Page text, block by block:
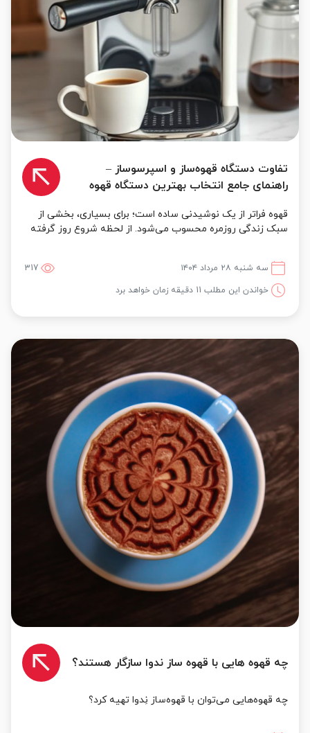
تفاوت دستگاه قهوه‌ساز و اسپرسوساز –
راهنمای جامع انتخاب بهترین دستگاه قهوه
قهوه فراتر از یک نوشیدنی ساده است؛ برای بسیاری، بخشی از
سبک زندگی روزمره محسوب می‌شود. از لحظه شروع روز گرفته
سه شنبه ۲۸ مرداد ۱۴۰۴
317
خواندن این مطلب 11 دقیقه زمان خواهد برد
چه قهوه هایی با قهوه ساز ندوا سازگار هستند؟
چه قهوه‌هایی می‌توان با قهوه‌ساز نِدوا تهیه کرد؟